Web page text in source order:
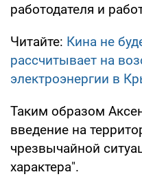
работодателя и
Читайте: Кина не
рассчитывает на
электроэнергии в
Таким образом
введение на
чрезвычайной
характера".